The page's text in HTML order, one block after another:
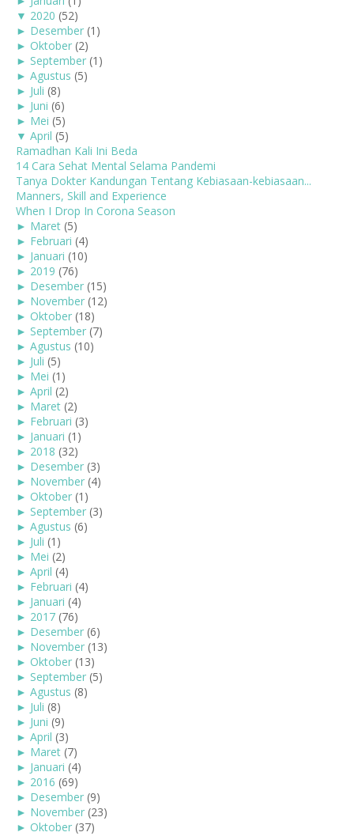
▼ 2020 (52)
► Desember (1)
► Oktober (2)
► September (1)
► Agustus (5)
► Juli (8)
► Juni (6)
► Mei (5)
▼ April (5)
Ramadhan Kali Ini Beda
14 Cara Sehat Mental Selama Pandemi
Tanya Dokter Kandungan Tentang Kebiasaan-kebiasaan...
Manners, Skill and Experience
When I Drop In Corona Season
► Maret (5)
► Februari (4)
► Januari (10)
► 2019 (76)
► Desember (15)
► November (12)
► Oktober (18)
► September (7)
► Agustus (10)
► Juli (5)
► Mei (1)
► April (2)
► Maret (2)
► Februari (3)
► Januari (1)
► 2018 (32)
► Desember (3)
► November (4)
► Oktober (1)
► September (3)
► Agustus (6)
► Juli (1)
► Mei (2)
► April (4)
► Februari (4)
► Januari (4)
► 2017 (76)
► Desember (6)
► November (13)
► Oktober (13)
► September (5)
► Agustus (8)
► Juli (8)
► Juni (9)
► April (3)
► Maret (7)
► Januari (4)
► 2016 (69)
► Desember (9)
► November (23)
► Oktober (37)